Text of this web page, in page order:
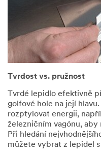
uvedené
marketingové a
propagační účely,
a že moje osobní
přeneseny,
uloženy a/nebo
zpracovány
společností 3M
Česko, spol. s r.o.
a třetími osobami
jménem
společnosti 3M
Tvrdost vs. pružnost
Tvrdé lepidlo efektivně
golfové hole na její
rozptylovat energii,
železničním vagónu,
Při hledání
můžete vybrat z lepidel